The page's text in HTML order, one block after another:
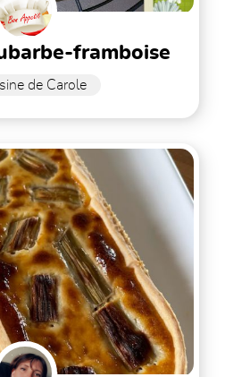
framboise
de Carole